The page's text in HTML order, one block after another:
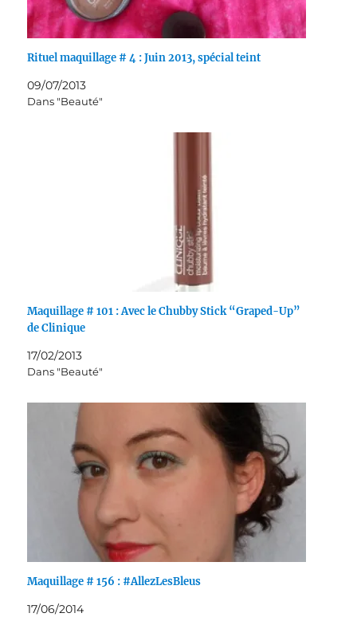
Rituel maquillage # 4 : Juin 2013, spécial teint
09/07/2013
Dans "Beauté"
Maquillage # 101 : Avec le Chubby Stick “Graped-Up”
de Clinique
17/02/2013
Dans "Beauté"
Maquillage # 156 : #AllezLesBleus
17/06/2014